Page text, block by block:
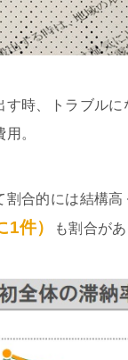
す時、トラブルに
。
合的には結構高
件）
も割合が